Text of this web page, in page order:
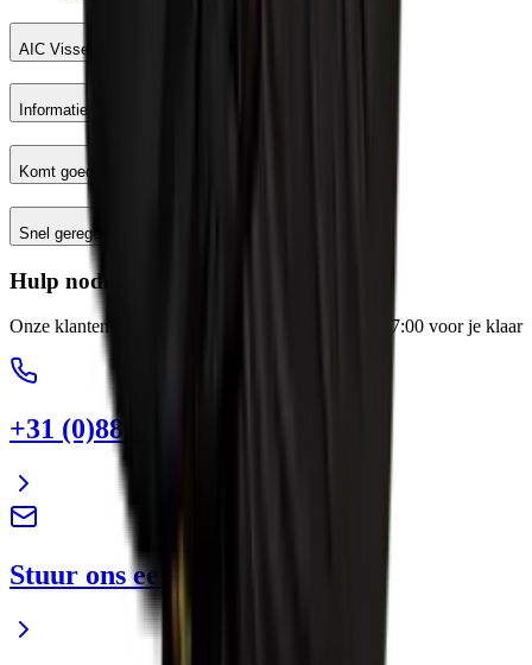
AIC Visser
Informatie
Komt goed
Snel geregeld
Hulp nodig?
Onze klantenservice staat elke werkdag van 8:00-17:00 voor je klaar
+31 (0)88 13 43 600
Stuur ons een e-mail